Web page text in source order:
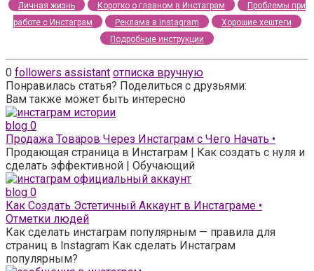
Личная жизнь
Коротко о главном в Инстаграм
Проблемы при
работе с Инстаграм
Реклама в instagram
Хорошие хештеги
Подробные инструкции
0 followers assistant отписка вручную
Понравилась статья? Поделиться с друзьями:
Вам также может быть интересно
blog 0
Продажа Товаров Через Инстаграм с Чего Начать •
Продающая страница в Инстаграм | Как создать с нуля и
сделать эффективной | Обучающий
blog 0
Как Создать Эстетичный Аккаунт в Инстаграме •
Отметки людей
Как сделать инстаграм популярным — правила для
страниц в Instagram Как сделать Инстаграм
популярным?